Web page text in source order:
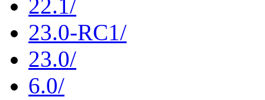
22.1/
23.0-RC1/
23.0/
6.0/